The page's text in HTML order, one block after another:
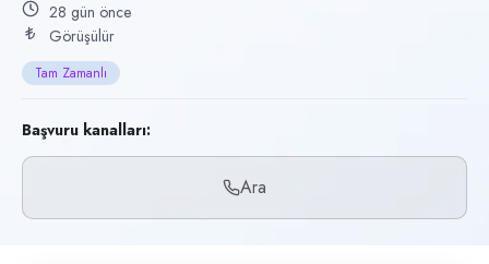
Tam Zamanlı
Yayın tarihi
9 Temmuz 2026
Son geçerlilik
7 Ekim 2026
28 gün önce
Görüşülür
Tam Zamanlı
Başvuru kanalları:
Ara